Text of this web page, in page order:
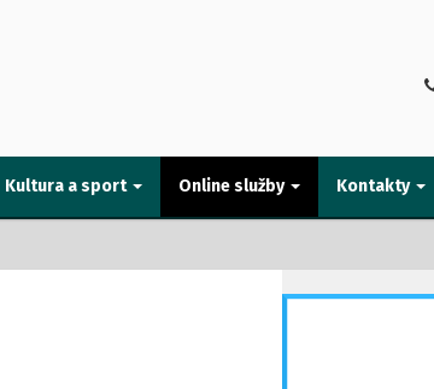
Kultura a sport Online služby Kontakty